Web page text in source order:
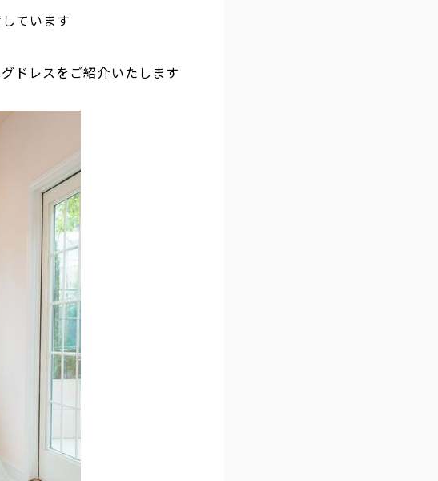
ています
ドレスをご紹介いたします